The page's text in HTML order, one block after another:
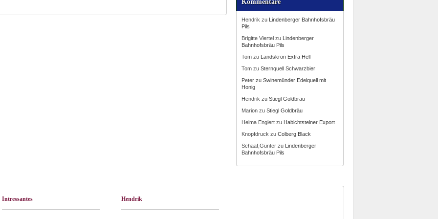
Kommentare
Hendrik zu Lindenberger Bahnhofsbräu
Pils
Brigitte Viertel zu Lindenberger
Bahnhofsbräu Pils
Tom zu Landskron Extra Hell
Tom zuSternquell Schwarzbier
Peter zuSwinemünder Edelquell mit
Honig
Hendrik zuStiegl Goldbräu
Marion zuStiegl Goldbräu
Helma Englert zu Habichtsteiner Export
Knopfdruck zuColberg Black
Schaaf,Günter zu Lindenberger
Bahnhofsbräu Pils
Intressantes Hendrik